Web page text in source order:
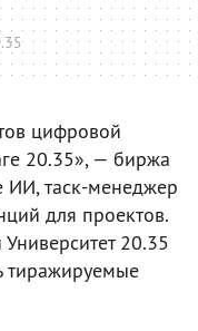
цифровой
20.35», — биржа
ИИ, таск-менеджер
для проектов.
20.35
тиражируемые